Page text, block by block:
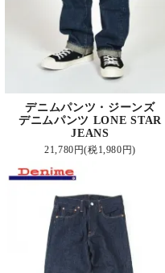
デニムパンツ・ジーンズ
デニムパンツ LONE STAR
JEANS
21,780円(税1,980円)